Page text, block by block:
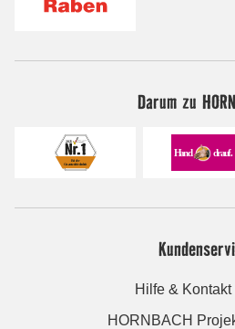
Darum zu
Hilfe & Kontakt
HORNBACH